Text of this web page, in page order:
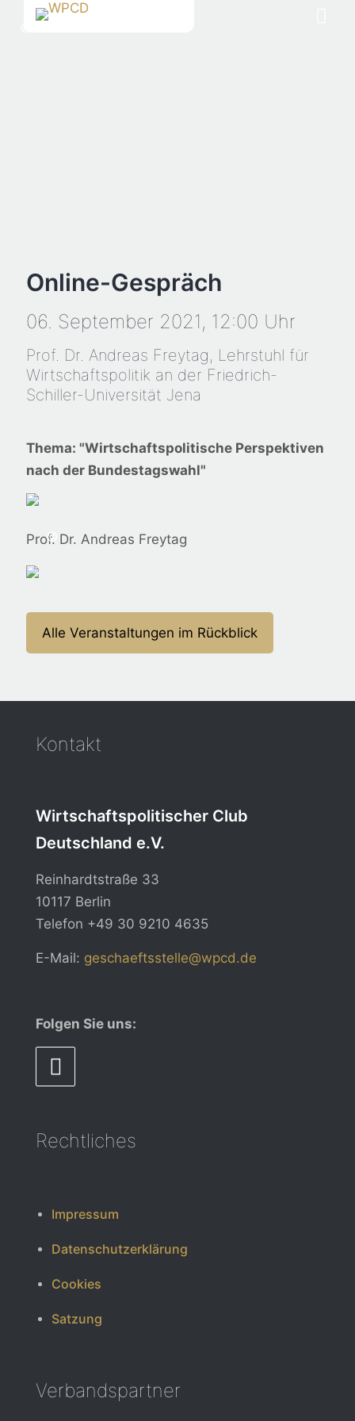
Online-Gespräch
06. September 2021, 12:00 Uhr
Prof. Dr. Andreas Freytag, Lehrstuhl für
Wirtschaftspolitik an der Friedrich-
Schiller-Universität Jena
Thema: "Wirtschaftspolitische Perspektiven
nach der Bundestagswahl"
©
Prof. Dr. Andreas Freytag
Alle Veranstaltungen im Rückblick
Kontakt
Wirtschaftspolitischer Club
Deutschland e.V.
Reinhardtstraße 33
10117 Berlin
Telefon +49 30 9210 4635
E-Mail: geschaeftsstelle@wpcd.de
Folgen Sie uns:
Rechtliches
Impressum
Datenschutzerklärung
Cookies
Satzung
Verbandspartner